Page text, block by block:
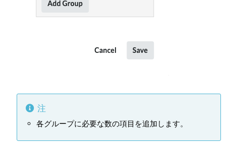
注
各グループに必要な数の項目を追加します。